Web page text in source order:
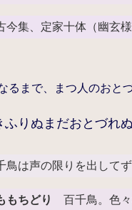
今集、定家十体（幽玄
るまで、まつ人のおと
りぬまだおとづれ
鳥は声の限りを出して
ちどり 百千鳥。色々